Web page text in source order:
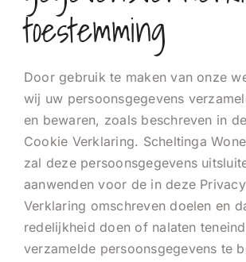
toestemming
Door gebruik te maken van onze
wij uw persoonsgegevens
en bewaren, zoals beschreven in
Cookie Verklaring. Scheltinga
zal deze persoonsgegevens
aanwenden voor de in deze
Verklaring omschreven doelen en
redelijkheid doen of nalaten
verzamelde persoonsgegevens te